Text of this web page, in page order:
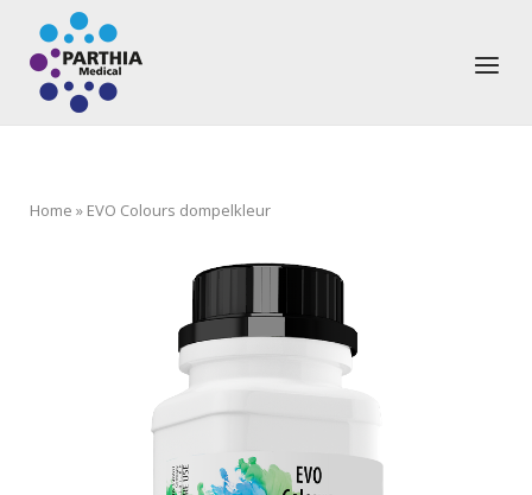
inhoud
Home
Menu
Home » EVO Colours dompelkleur